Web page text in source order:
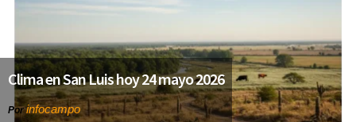
Clima en San Luis hoy 24 mayo 2026
Porinfocampo